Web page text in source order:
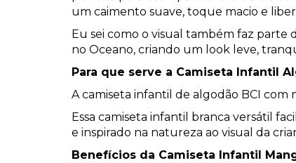
um caimento suave, toque macio e
Eu sei como o visual também faz parte
no Oceano, criando um look leve,
Para que serve a Camiseta Infantil
A camiseta infantil de algodão BCI com
Essa camiseta infantil branca versátil
e inspirado na natureza ao visual da
Benefícios da Camiseta Infantil